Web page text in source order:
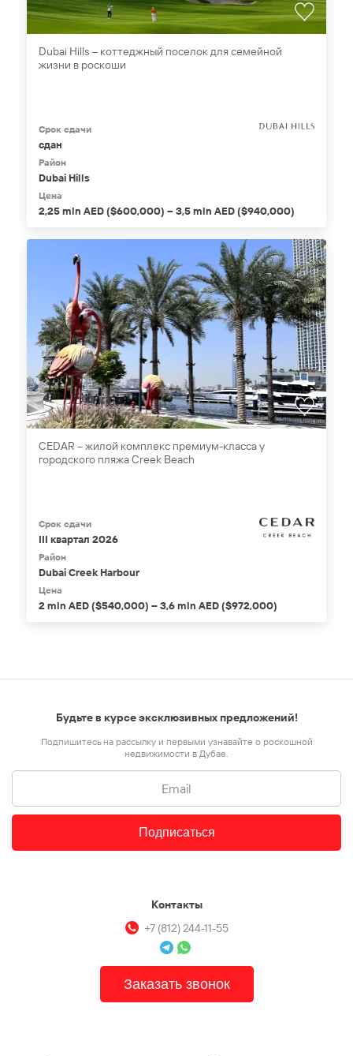
Dubai Hills – коттеджный поселок для семейной
жизни в роскоши
Срок сдачи
сдан
Район
Dubai Hills
Цена
2,25 mln AED ($600,000) – 3,5 mln AED ($940,000)
CEDAR – жилой комплекс премиум-класса у
городского пляжа Creek Beach
Срок сдачи
III квартал 2026
Район
Dubai Creek Harbour
Цена
2 mln AED ($540,000) – 3,6 mln AED ($972,000)
Контакты
+7 (812) 244-11-55
Заказать звонок
Будьте в курсе эксклюзивных предложений!
Подпишитесь на рассылку и первыми узнавайте о роскошной
недвижимости в Дубае.
Подписаться